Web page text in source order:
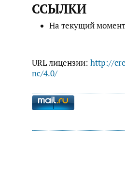
ССЫЛКИ
На текущий
URL лицензии: http://
nc/4.0/